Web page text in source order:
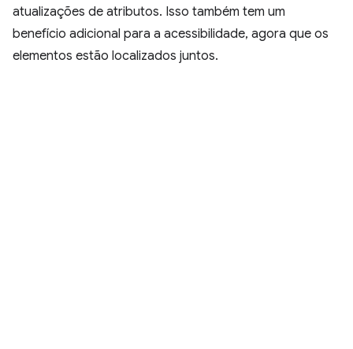
atualizações de atributos. Isso também tem um
benefício adicional para a acessibilidade, agora que os
elementos estão localizados juntos.